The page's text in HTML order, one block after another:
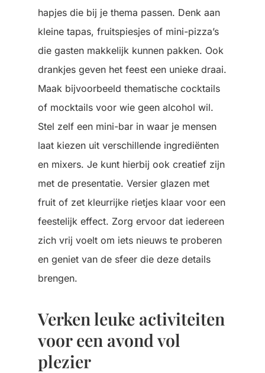
hapjes die bij je thema passen. Denk aan
kleine tapas, fruitspiesjes of mini-pizza’s
die gasten makkelijk kunnen pakken. Ook
drankjes geven het feest een unieke draai.
Maak bijvoorbeeld thematische cocktails
of mocktails voor wie geen alcohol wil.
Stel zelf een mini-bar in waar je mensen
laat kiezen uit verschillende ingrediënten
en mixers. Je kunt hierbij ook creatief zijn
met de presentatie. Versier glazen met
fruit of zet kleurrijke rietjes klaar voor een
feestelijk effect. Zorg ervoor dat iedereen
zich vrij voelt om iets nieuws te proberen
en geniet van de sfeer die deze details
brengen.
Verken leuke activiteiten
voor een avond vol
plezier